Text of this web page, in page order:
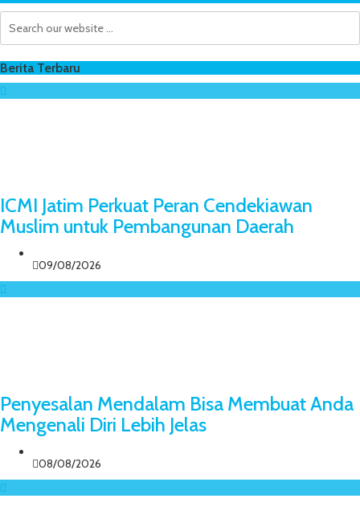
Berita Terbaru
ICMI Jatim Perkuat Peran Cendekiawan
Muslim untuk Pembangunan Daerah
09/08/2026
Penyesalan Mendalam Bisa Membuat Anda
Mengenali Diri Lebih Jelas
08/08/2026